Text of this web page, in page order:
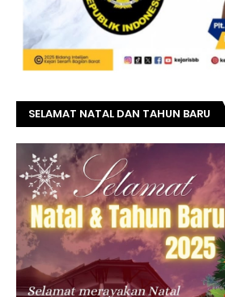
SELAMAT NATAL DAN TAHUN BARU